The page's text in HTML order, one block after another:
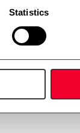
Statistics